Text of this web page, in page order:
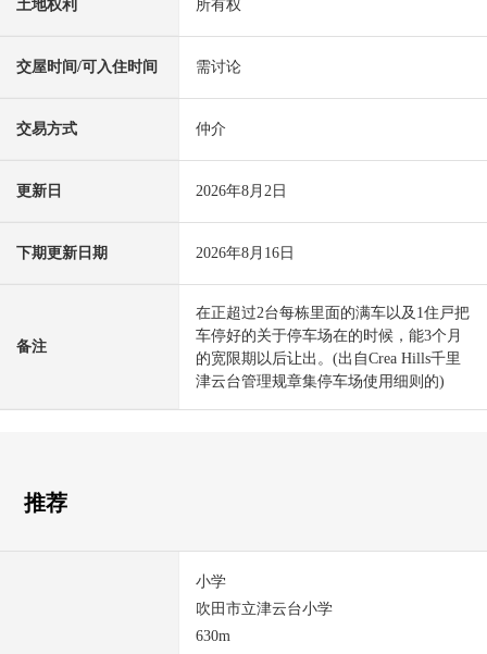
土地权利 所有权
交屋时间/可入住时间 需讨论
交易方式 仲介
更新日 2026年8月2日
下期更新日期 2026年8月16日
备注
在正超过2台每栋里面的满车以及1住戸把
车停好的关于停车场在的时候，能3个月
的宽限期以后让出。(出自Crea Hills千里
津云台管理规章集停车场使用细则的)
推荐
小学
吹田市立津云台小学
630m